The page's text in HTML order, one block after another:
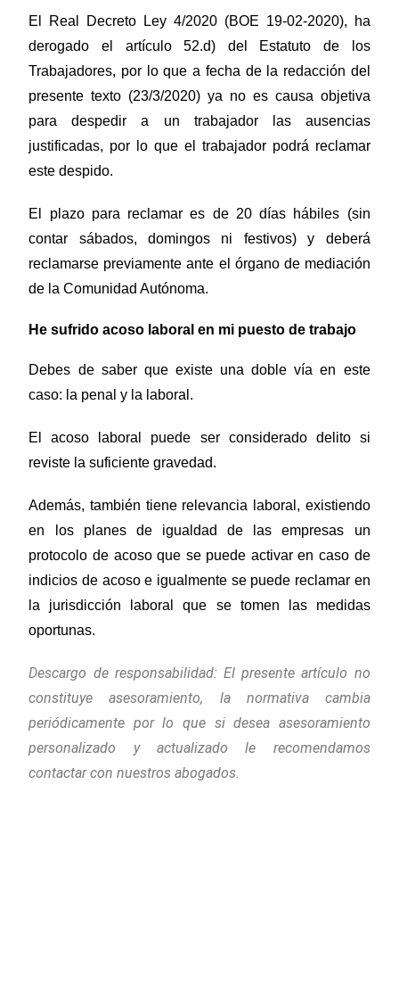
El Real Decreto Ley 4/2020 (BOE 19-02-2020), ha
derogado el artículo 52.d) del Estatuto de los
Trabajadores, por lo que a fecha de la redacción del
presente texto (23/3/2020) ya no es causa objetiva
para despedir a un trabajador las ausencias
justificadas, por lo que el trabajador podrá reclamar
este despido.
El plazo para reclamar es de 20 días hábiles (sin
contar sábados, domingos ni festivos) y deberá
reclamarse previamente ante el órgano de mediación
de la Comunidad Autónoma.
He sufrido acoso laboral en mi puesto de trabajo
Debes de saber que existe una doble vía en este
caso: la penal y la laboral.
El acoso laboral puede ser considerado delito si
reviste la suficiente gravedad.
Además, también tiene relevancia laboral, existiendo
en los planes de igualdad de las empresas un
protocolo de acoso que se puede activar en caso de
indicios de acoso e igualmente se puede reclamar en
la jurisdicción laboral que se tomen las medidas
oportunas.
Descargo de responsabilidad: El presente artículo no
constituye asesoramiento, la normativa cambia
periódicamente por lo que si desea asesoramiento
personalizado y actualizado le recomendamos
contactar con nuestros abogados.